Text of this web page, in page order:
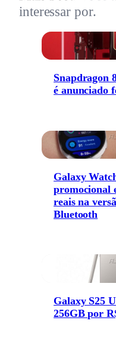
interessar por.
Snapdragon
é anunciado
Galaxy
promocional
reais na
Bluetooth
Galaxy S25
256GB por